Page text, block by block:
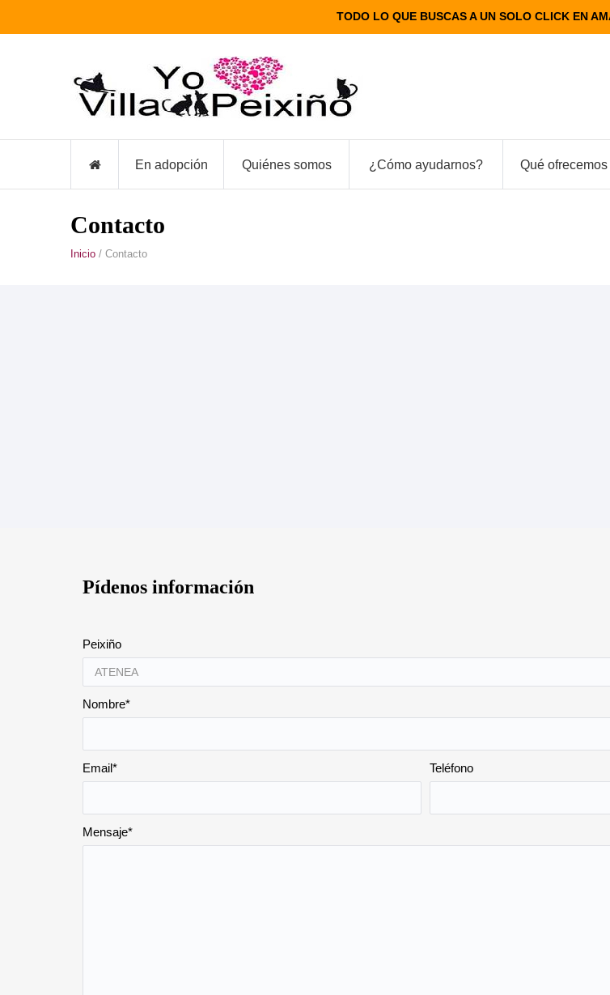
TODO LO QUE BUSCAS A UN SOLO CLICK EN
En adopción Quiénes somos ¿Cómo ayudarnos? Qué ofrecemos
Contacto
Inicio / Contacto
Pídenos información
Peixiño
Nombre*
Email* Teléfono
Mensaje*